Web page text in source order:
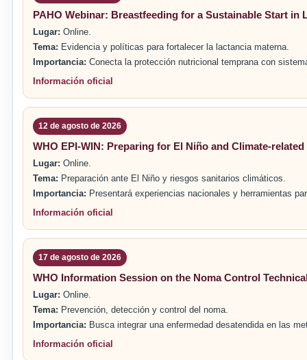
PAHO Webinar: Breastfeeding for a Sustainable Start in
Lugar: Online.
Tema: Evidencia y políticas para fortalecer la lactancia materna.
Importancia: Conecta la protección nutricional temprana con
Información oficial
12 de agosto de 2026
WHO EPI-WIN: Preparing for El Niño and Climate-
Lugar: Online.
Tema: Preparación ante El Niño y riesgos sanitarios climáticos.
Importancia: Presentará experiencias nacionales y herramientas
Información oficial
17 de agosto de 2026
WHO Information Session on the Noma Control
Lugar: Online.
Tema: Prevención, detección y control del noma.
Importancia: Busca integrar una enfermedad desatendida en las
Información oficial